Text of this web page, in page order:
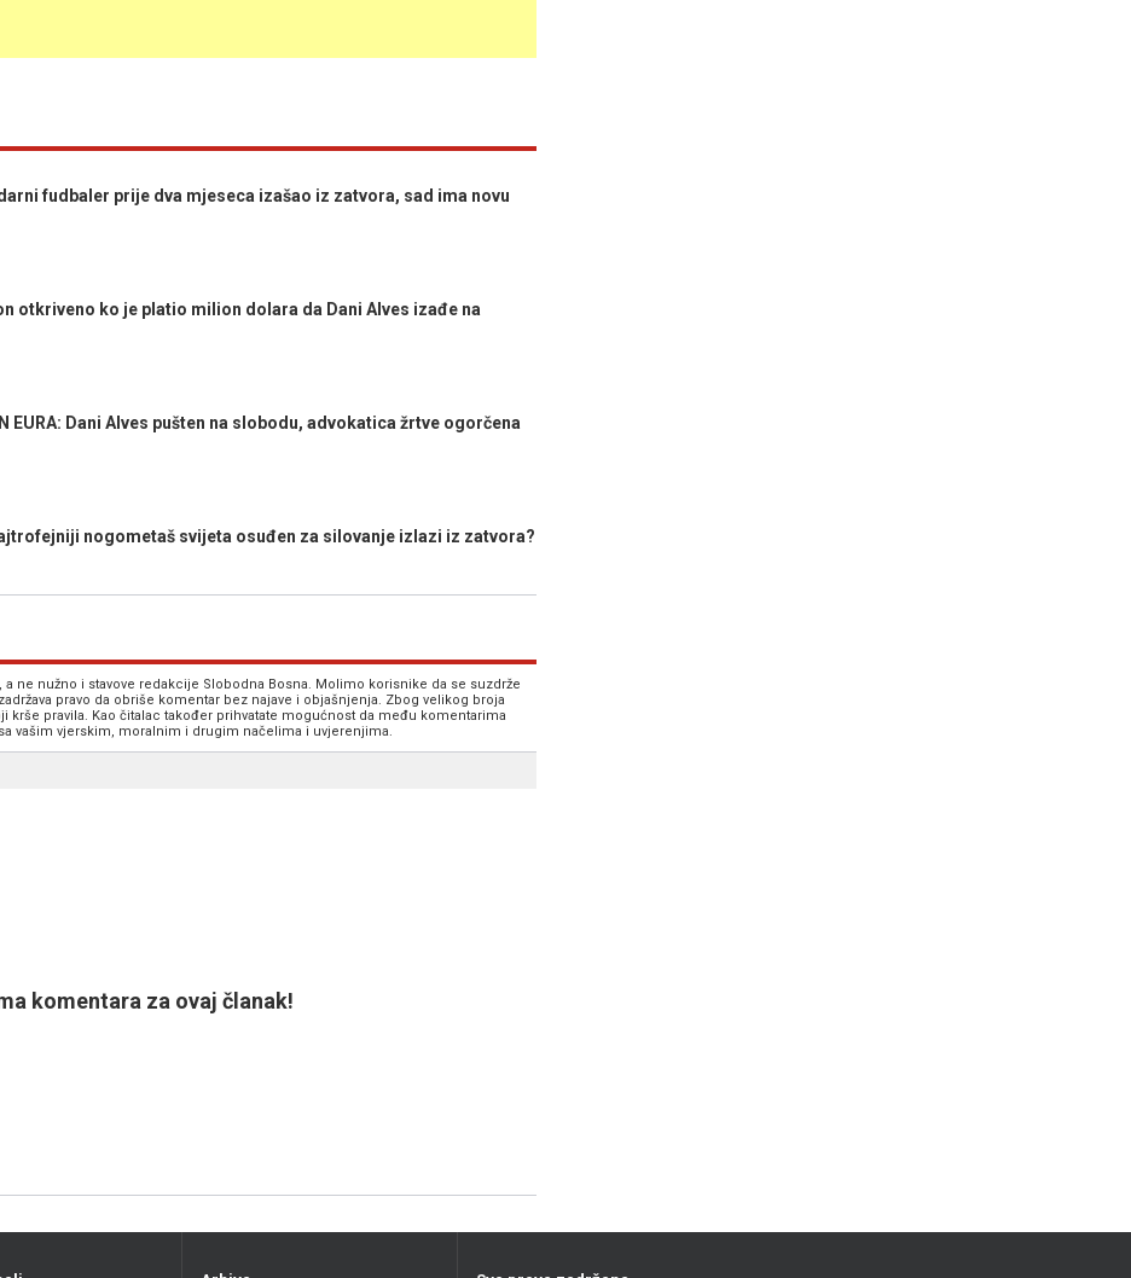
fudbaler prije dva mjeseca izašao iz zatvora, sad ima novu
otkriveno ko je platio milion dolara da Dani Alves izađe na
EURA: Dani Alves pušten na slobodu, advokatica žrtve ogorčena
nogometaš svijeta osuđen za silovanje izlazi iz zatvora?
a ne nužno i stavove redakcije Slobodna Bosna. Molimo korisnike da se suzdrže
pravo da obriše komentar bez najave i objašnjenja. Zbog velikog broja
pravila. Kao čitalac također prihvatate mogućnost da među komentarima
vašim vjerskim, moralnim i drugim načelima i uvjerenjima.
komentara za ovaj članak!